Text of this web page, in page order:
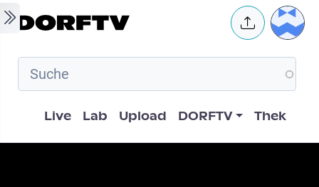
Skip to main content User
Hauptnavigation
Live Lab Upload DORFTV Thek